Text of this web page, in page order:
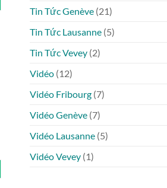
Tin Tức Genève (21)
Tin Tức Lausanne (5)
Tin Tức Vevey (2)
Vidéo (12)
Vidéo Fribourg (7)
Vidéo Genève (7)
Vidéo Lausanne (5)
Vidéo Vevey (1)